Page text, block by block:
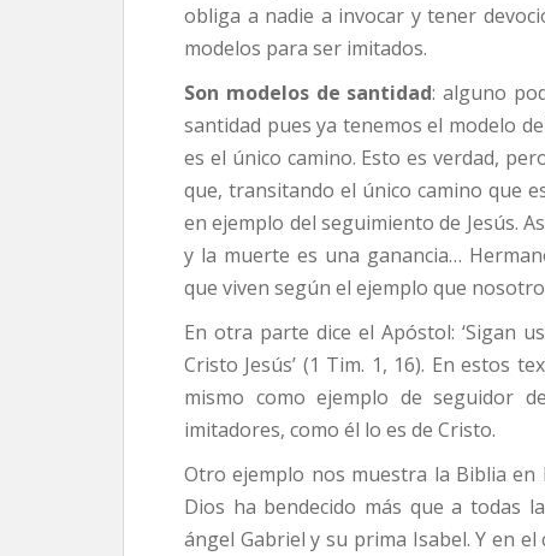
obliga a nadie a invocar y tener
modelos para ser imitados.
Son modelos de santidad: alguno
santidad pues ya tenemos el modelo
es el único camino. Esto es verdad,
que, transitando el único camino que
en ejemplo del seguimiento de Jesús.
y la muerte es una ganancia…
que viven según el ejemplo que
En otra parte dice el Apóstol: ‘Sigan
Cristo Jesús’ (1 Tim. 1, 16). En estos
mismo como ejemplo de seguidor
imitadores, como él lo es de Cristo.
Otro ejemplo nos muestra la Biblia en
Dios ha bendecido más que a todas
ángel Gabriel y su prima Isabel. Y en